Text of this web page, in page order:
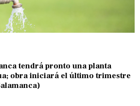
tendrá pronto una planta
obra iniciará el último trimestre